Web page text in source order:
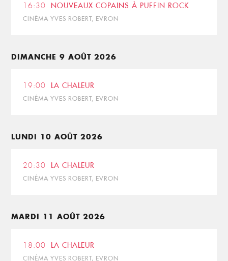
16:30 NOUVEAUX COPAINS À PUFFIN ROCK
CINÉMA YVES ROBERT, EVRON
DIMANCHE 9 AOÛT 2026
19:00 LA CHALEUR
CINÉMA YVES ROBERT, EVRON
LUNDI 10 AOÛT 2026
20:30 LA CHALEUR
CINÉMA YVES ROBERT, EVRON
MARDI 11 AOÛT 2026
18:00 LA CHALEUR
CINÉMA YVES ROBERT, EVRON